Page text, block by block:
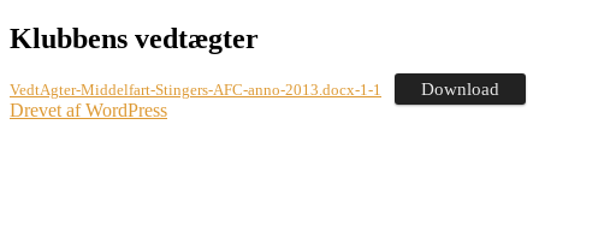
Klubbens vedtægter
VedtAgter-Middelfart-Stingers-AFC-anno-2013.docx-1-1 Download
Drevet af WordPress